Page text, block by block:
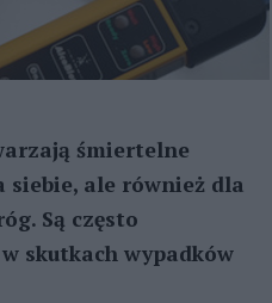
śmiertelne
ale również dla
Są często
skutkach wypadków